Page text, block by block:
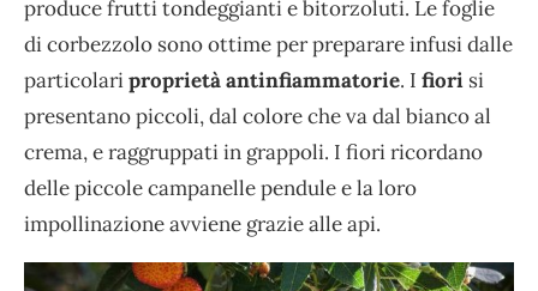
produce frutti tondeggianti e bitorzoluti. Le foglie
di corbezzolo sono ottime per preparare infusi dalle
particolariproprietà antinfiammatorie. I fiori si
presentano piccoli, dal colore che va dal bianco al
crema, e raggruppati in grappoli. I fiori ricordano
delle piccole campanelle pendule e la loro
impollinazione avviene grazie alle api.